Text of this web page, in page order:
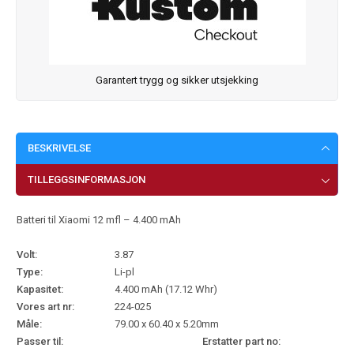
Garantert trygg og sikker utsjekking
BESKRIVELSE
TILLEGGSINFORMASJON
Batteri til Xiaomi 12 mfl – 4.400 mAh
Volt:
3.87
Type:
Li-pl
Kapasitet:
4.400 mAh (17.12 Whr)
Vores art nr:
224-025
Måle:
79.00 x 60.40 x 5.20mm
Passer til:
Erstatter part no: